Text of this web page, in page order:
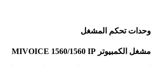
وحدات تحكم المشغل
مشغل الكمبيوتر MIVOICE 1560/1560 IP